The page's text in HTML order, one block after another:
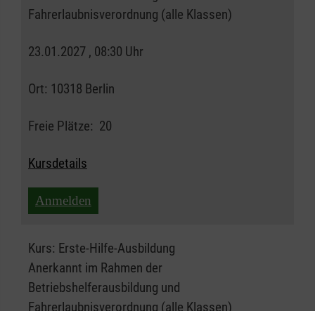
Fahrerlaubnisverordnung (alle Klassen)
23.01.2027 , 08:30 Uhr
Ort: 10318 Berlin
Freie Plätze: 20
Kursdetails
Anmelden
Kurs: Erste-Hilfe-Ausbildung
Anerkannt im Rahmen der
Betriebshelferausbildung und
Fahrerlaubnisverordnung (alle Klassen)